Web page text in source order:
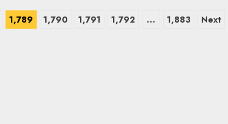
1,789 1,790 1,791 1,792 … 1,883 Next